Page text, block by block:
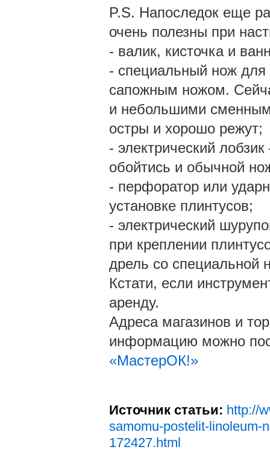
P.S. Напоследок еще
очень полезны при
- валик, кисточка и
- специальный нож для
сапожным ножом.
и небольшими
остры и хорошо режут;
- электрический
обойтись и обычной
- перфоратор или
установке плинтусов;
- электрический
при креплении
дрель со специальной
Кстати, если
аренду.
Адреса магазинов и
информацию можно
«МастерОК!»
Источник статьи: http://
samomu-postelit-linoleum-
172427.html